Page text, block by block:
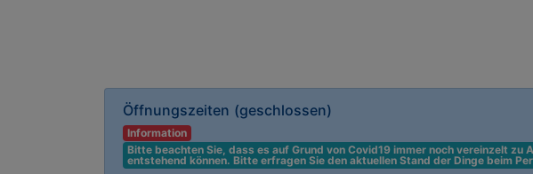
Öffnungszeiten (geschlossen)
Information
Bitte beachten Sie, dass es auf Grund von Covid19 immer noch vereinzelt
entstehend können. Bitte erfragen Sie den aktuellen Stand der Dinge beim